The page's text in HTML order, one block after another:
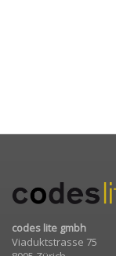
codes lite gmbh
Viaduktstrasse 75